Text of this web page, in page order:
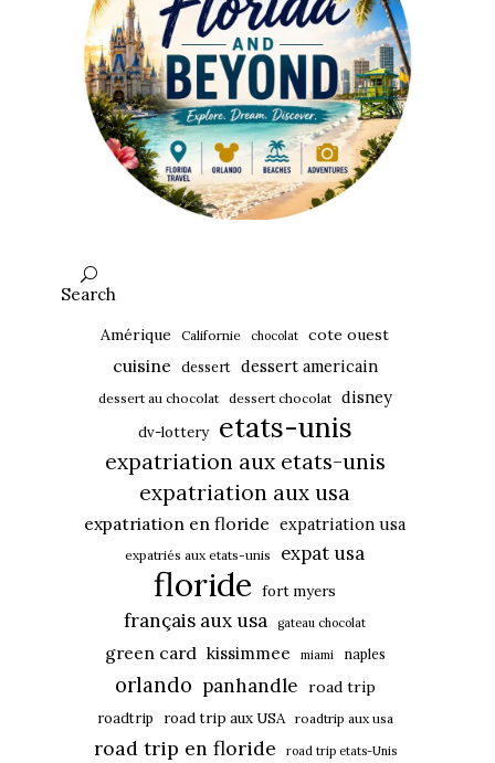
Search
Amérique Californie chocolat cote ouest
cuisine dessert dessert americain
dessert au chocolat dessert chocolat disney
dv-lottery etats-unis
expatriation aux etats-unis
expatriation aux usa
expatriation en floride expatriation usa
expatriés aux etats-unis expat usa
floride fort myers
français aux usa gateau chocolat
green card kissimmee miami naples
orlando panhandle road trip
roadtrip road trip aux USA roadtrip aux usa
road trip en floride road trip etats-Unis